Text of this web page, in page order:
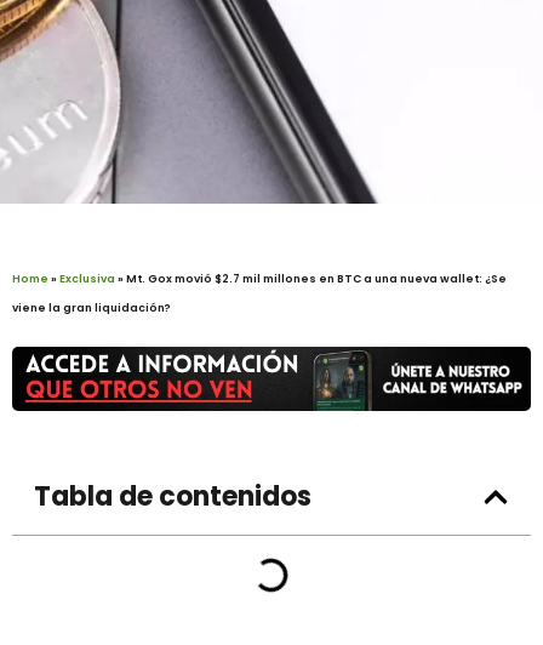
Home »Exclusiva »Mt. Gox movió $2.7 mil millones en BTC a una nueva wallet: ¿Se
viene la gran liquidación?
Tabla de contenidos